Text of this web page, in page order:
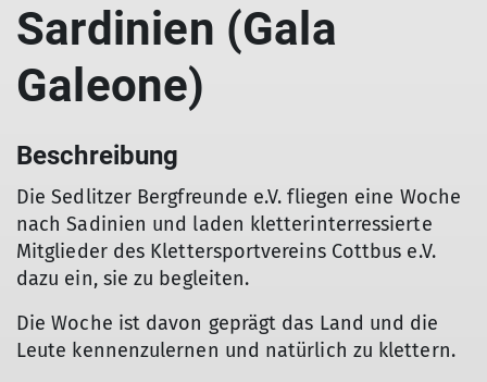
Sardinien (Gala
Galeone)
Beschreibung
Die Sedlitzer Bergfreunde e.V. fliegen eine Woche
nach Sadinien und laden kletterinterressierte
Mitglieder des Klettersportvereins Cottbus e.V.
dazu ein, sie zu begleiten.
Die Woche ist davon geprägt das Land und die
Leute kennenzulernen und natürlich zu klettern.